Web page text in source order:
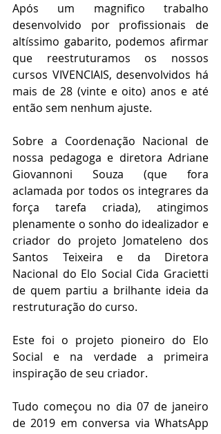
Após um magnifico trabalho
desenvolvido por profissionais de
altíssimo gabarito, podemos afirmar
que reestruturamos os nossos
cursos VIVENCIAIS, desenvolvidos há
mais de 28 (vinte e oito) anos e até
então sem nenhum ajuste.
Sobre a Coordenação Nacional de
nossa pedagoga e diretora Adriane
Giovannoni Souza (que fora
aclamada por todos os integrares da
força tarefa criada), atingimos
plenamente o sonho do idealizador e
criador do projeto Jomateleno dos
Santos Teixeira e da Diretora
Nacional do Elo Social Cida Gracietti
de quem partiu a brilhante ideia da
restruturação do curso.
Este foi o projeto pioneiro do Elo
Social e na verdade a primeira
inspiração de seu criador.
Tudo começou no dia 07 de janeiro
de 2019 em conversa via WhatsApp